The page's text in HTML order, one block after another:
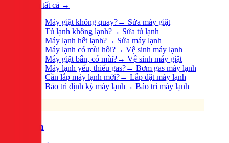
Xem tất cả →
Máy giặt không quay?→ Sửa máy giặt
Tủ lạnh không lạnh?→ Sửa tủ lạnh
Máy lạnh hết lạnh?→ Sửa máy lạnh
Máy lạnh có mùi hôi?→ Vệ sinh máy lạnh
Máy giặt bẩn, có mùi?→ Vệ sinh máy giặt
Máy lạnh yếu, thiếu gas?→ Bơm gas máy lạnh
Cần lắp máy lạnh mới?→ Lắp đặt máy lạnh
Bảo trì định kỳ máy lạnh→ Bảo trì máy lạnh
Điện